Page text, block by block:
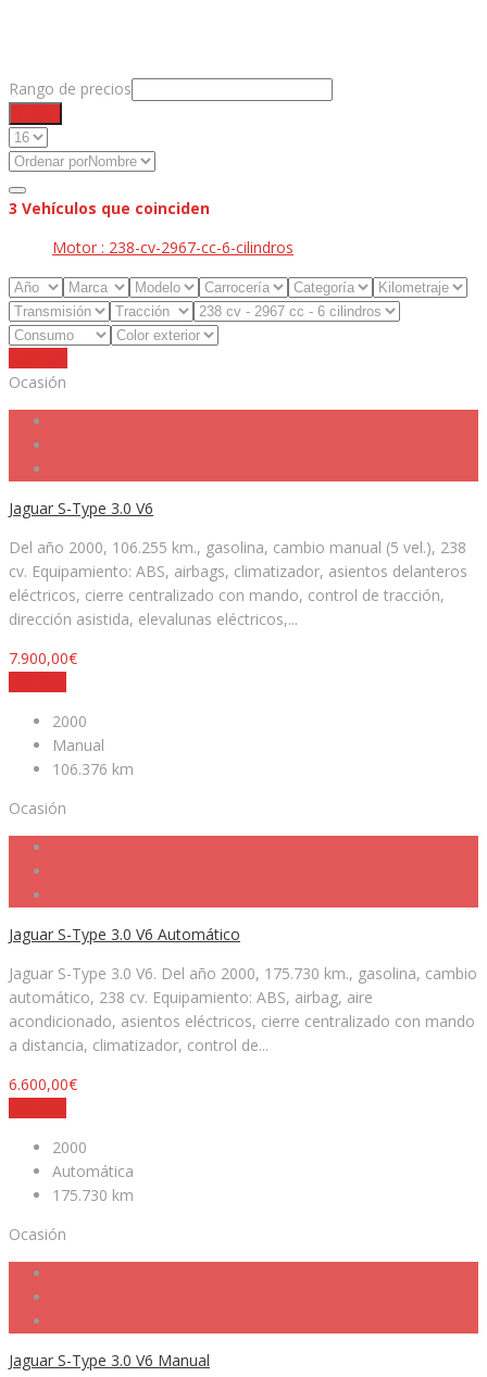
Rango de precios
3 Vehículos que coinciden
Motor : 238-cv-2967-cc-6-cilindros
Ocasión
Jaguar S-Type 3.0 V6
Del año 2000, 106.255 km., gasolina, cambio manual (5 vel.), 238
cv. Equipamiento: ABS, airbags, climatizador, asientos delanteros
eléctricos, cierre centralizado con mando, control de tracción,
dirección asistida, elevalunas eléctricos,...
7.900,00€
2000
Manual
106.376 km
Ocasión
Jaguar S-Type 3.0 V6 Automático
Jaguar S-Type 3.0 V6. Del año 2000, 175.730 km., gasolina, cambio
automático, 238 cv. Equipamiento: ABS, airbag, aire
acondicionado, asientos eléctricos, cierre centralizado con mando
a distancia, climatizador, control de...
6.600,00€
2000
Automática
175.730 km
Ocasión
Jaguar S-Type 3.0 V6 Manual